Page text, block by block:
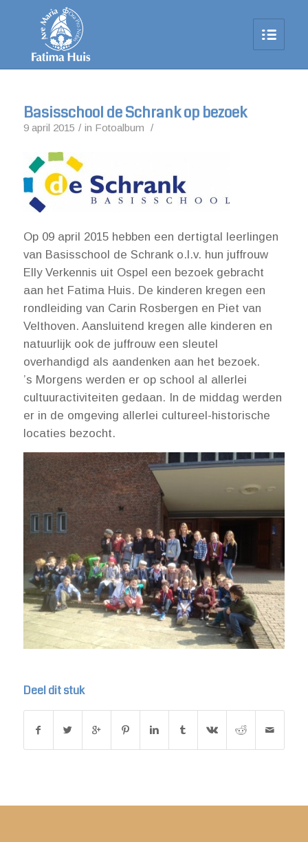
Basisschool de Schrank op bezoek
9 april 2015 / in Fotoalbum /
Op 09 april 2015 hebben een dertigtal leerlingen
van Basisschool de Schrank o.l.v. hun juffrouw
Elly Verkennis uit Ospel een bezoek gebracht
aan het Fatima Huis. De kinderen kregen een
rondleiding van Carin Rosbergen en Piet van
Velthoven. Aansluitend kregen alle kinderen en
natuurlijk ook de juffrouw een sleutel
overhandigd als aandenken aan het bezoek.
’s Morgens werden er op school al allerlei
cultuuractiviteiten gedaan. In de middag werden
er in de omgeving allerlei cultureel-historische
locaties bezocht.
Deel dit stuk